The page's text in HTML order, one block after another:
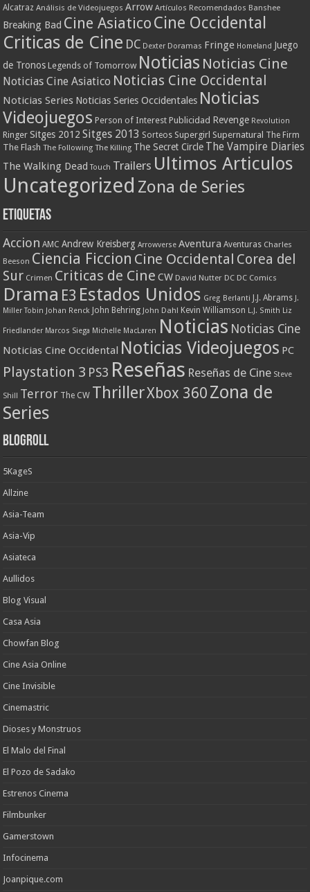
Alcatraz Análisis de Videojuegos Arrow Artículos Recomendados Banshee
Breaking Bad Cine AsiaticoCine Occidental
Criticas de Cine DC Dexter Doramas Fringe Homeland Juego
de Tronos Legends of Tomorrow Noticias Noticias Cine
Noticias Cine Asiatico Noticias Cine Occidental
Noticias Series Noticias Series Occidentales Noticias
Videojuegos Person of Interest Publicidad Revenge Revolution
Ringer Sitges 2012 Sitges 2013 Sorteos Supergirl Supernatural The Firm
The Flash The Following The Killing The Secret Circle The Vampire Diaries
The Walking Dead Touch Trailers Ultimos Articulos
Uncategorized Zona de Series
Etiquetas
Accion AMC Andrew Kreisberg Arrowverse Aventura Aventuras Charles
Beeson Ciencia Ficcion Cine Occidental Corea del
Sur Crimen Criticas de Cine CW David Nutter DC DC Comics
Drama E3 Estados Unidos Greg Berlanti J.J. Abrams J.
Miller Tobin
Johan Renck John Behring John Dahl Kevin Williamson L.J. Smith Liz
Friedlander Marcos Siega Michelle MacLaren Noticias Noticias Cine
Noticias Cine Occidental Noticias Videojuegos PC
Playstation 3 PS3 Reseñas Reseñas de Cine Steve
Shill Terror The CW ThrillerXbox 360 Zona de
Series
Blogroll
5KageS
Allzine
Asia-Team
Asia-Vip
Asiateca
Aullidos
Blog Visual
Casa Asia
Chowfan Blog
Cine Asia Online
Cine Invisible
Cinemastric
Dioses y Monstruos
El Malo del Final
El Pozo de Sadako
Estrenos Cinema
Filmbunker
Gamerstown
Infocinema
Joanpique.com